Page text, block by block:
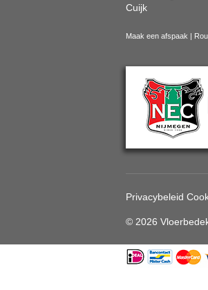
Cuijk
Maak een afspaak |
Privacybeleid
© 2026